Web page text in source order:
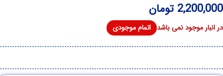
2,200,000 تومان
در انبار موجود نمی باشد